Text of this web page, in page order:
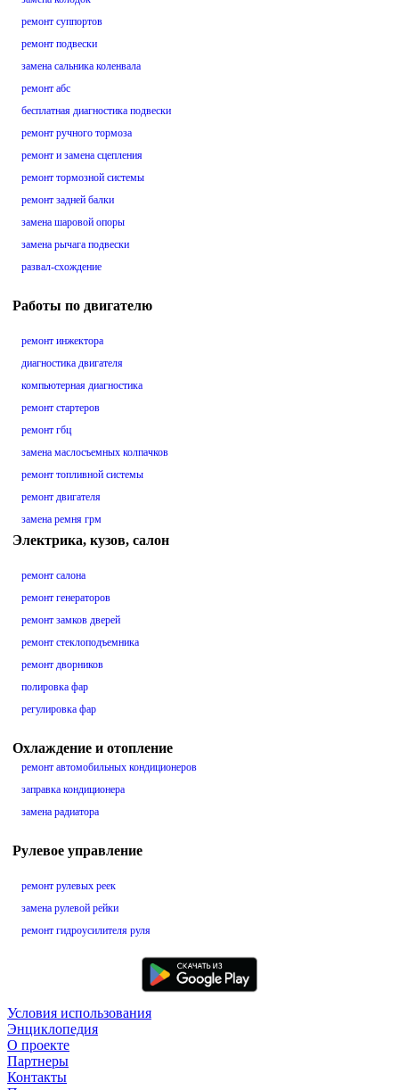
ремонт суппортов
ремонт подвески
замена сальника коленвала
ремонт абс
бесплатная диагностика подвески
ремонт ручного тормоза
ремонт и замена сцепления
ремонт тормозной системы
ремонт задней балки
замена шаровой опоры
замена рычага подвески
развал-схождение
Работы по двигателю
ремонт инжектора
диагностика двигателя
компьютерная диагностика
ремонт стартеров
ремонт гбц
замена маслосъемных колпачков
ремонт топливной системы
ремонт двигателя
замена ремня грм
Электрика, кузов, салон
ремонт салона
ремонт генераторов
ремонт замков дверей
ремонт стеклоподъемника
ремонт дворников
полировка фар
регулировка фар
Охлаждение и отопление
ремонт автомобильных кондиционеров
заправка кондиционера
замена радиатора
Рулевое управление
ремонт рулевых реек
замена рулевой рейки
ремонт гидроусилителя руля
Условия использования
Энциклопедия
О проекте
Партнеры
Контакты